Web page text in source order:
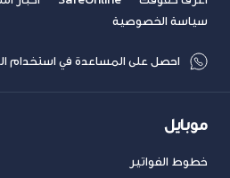
سياسة الخصوصية
احصل على المساعدة في استخدام
موبايل
خطوط الفواتير